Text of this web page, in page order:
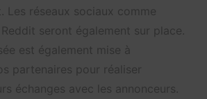
Les réseaux sociaux comme
seront également sur place.
est également mise à
partenaires pour réaliser
échanges avec les annonceurs.